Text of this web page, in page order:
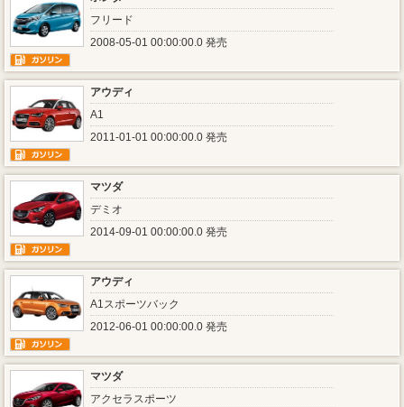
フリード
2008-05-01 00:00:00.0 発売
アウディ
A1
2011-01-01 00:00:00.0 発売
マツダ
デミオ
2014-09-01 00:00:00.0 発売
アウディ
A1スポーツバック
2012-06-01 00:00:00.0 発売
マツダ
アクセラスポーツ